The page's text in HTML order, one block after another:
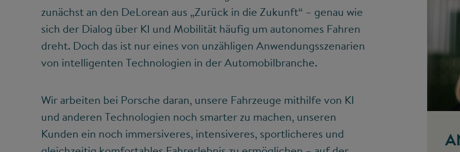
zunächst an den DeLorean aus „Zurück in die Zukunft“ – genau wie
sich der Dialog über KI und Mobilität häufig um autonomes Fahren
dreht. Doch das ist nur eines von unzähligen Anwendungsszenarien
von intelligenten Technologien in der Automobilbranche.
Wir arbeiten bei Porsche daran, unsere Fahrzeuge mithilfe von KI
und anderen Technologien noch smarter zu machen, unseren
Kunden ein noch immersiveres, intensiveres, sportlicheres und